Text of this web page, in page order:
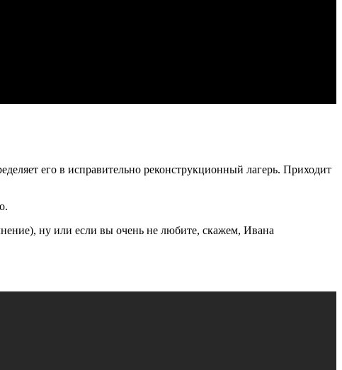
его в исправительно реконструкционный лагерь. Приходит
ну или если вы очень не любите, скажем, Ивана